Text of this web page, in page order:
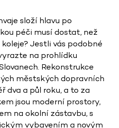
složí hlavu po
péči musí dostat, než
Jestli vás podobné
na prohlídku
Rekonstrukce
městských dopravních
dva a půl roku, a to za
jsou moderní prostory,
na okolní zástavbu, s
vybavením a novým